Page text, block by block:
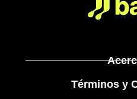
Términos y